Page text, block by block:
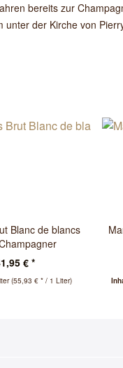
bereits zur
der Kirche von
Blanc de blancs
€ *
(55,93 € * / 1 Liter)